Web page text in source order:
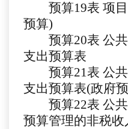
预算19表 项
预算)
预算20表 公
支出预算表
预算21表 公
支出预算表(政府
预算22表 公
预算管理的非税